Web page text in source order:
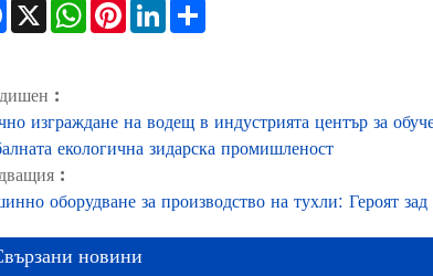
Facebook
X WhatsApp
PinterestLinkedIn
:
изграждане на водещ в индустрията център за
екологична зидарска промишленост
:
оборудване за производство на тухли: Героят зад
новини